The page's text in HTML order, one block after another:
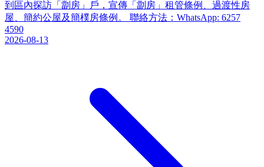
到區內探訪「劏房」戶，宣傳「劏房」租管條例、過渡性房
屋、簡約公屋及簡樸房條例。 聯絡方法：WhatsApp: 6257
4590
2026-08-13